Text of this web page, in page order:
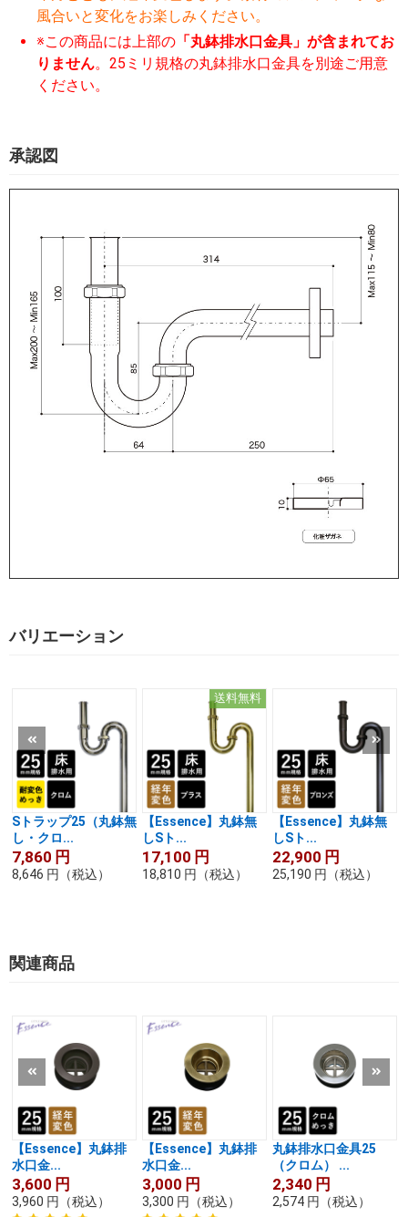
風合いと変化をお楽しみください。
※この商品には上部の 「丸鉢排水口金具」が含まれてお
りません。25ミリ規格の丸鉢排水口金具を別途ご用意
ください。
承認図
バリエーション
Sトラップ25（丸鉢無
し・クロ...
7,860 円
8,646 円 （税込）
送料無料
【Essence】丸鉢無
しSト...
17,100 円
18,810 円 （税込）
【Essence】丸鉢無
しSト...
22,900 円
25,190 円 （税込）
関連商品
【Essence】丸鉢排
水口金...
3,600 円
3,960 円 （税込）
【Essence】丸鉢排
水口金...
3,000 円
3,300 円 （税込）
丸鉢排水口金具25
（クロム） ...
2,340 円
2,574 円 （税込）